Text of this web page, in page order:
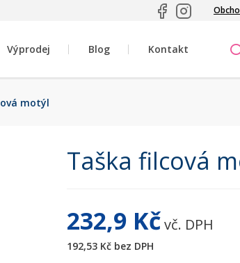
Výprodej Blog Kontakt
motýl
Taška filcová
232,9 Kčvč. DPH
192,53 Kč bez DPH